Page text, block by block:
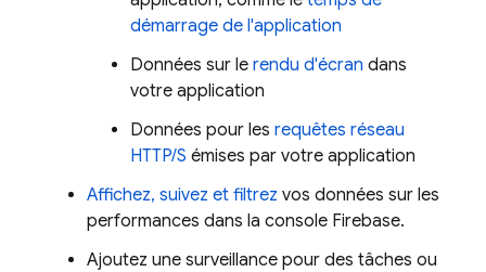
démarrage de l'application
Données sur le rendu d'écran dans
votre application
Données pour les requêtes réseau
HTTP/S émises par votre application
Affichez, suivez et filtrez vos données sur les
performances dans la console Firebase.
Ajoutez une surveillance pour des tâches ou